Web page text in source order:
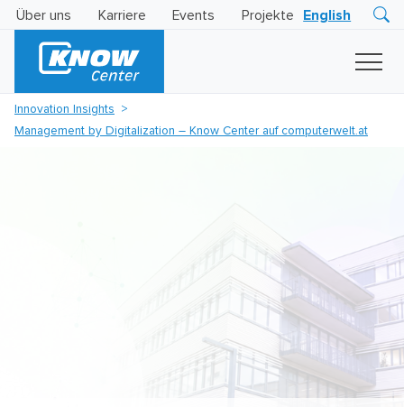
Über uns Karriere Events Projekte English
Business
Innovation Insights
Management by Digitalization – Know Center auf computerwelt.at